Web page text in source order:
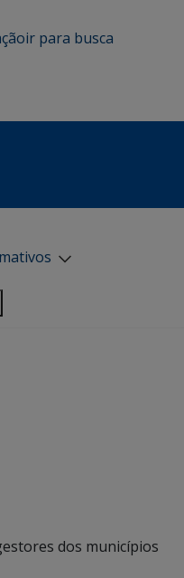
ir para busca
dos municípios